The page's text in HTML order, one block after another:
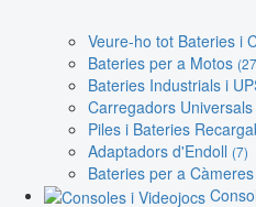
Veure-ho tot Bateries i
Bateries per a Motos
Bateries Industrials i
Carregadors Universals
Piles i Bateries
Adaptadors d'Endoll (7)
Bateries per a Càmeres